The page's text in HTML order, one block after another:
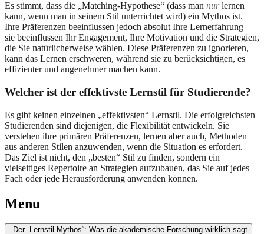
Es stimmt, dass die „Matching-Hypothese“ (dass man nurlernen
kann, wenn man in seinem Stil unterrichtet wird) ein Mythos ist.
Ihre Präferenzen beeinflussen jedoch absolut Ihre Lernerfahrung –
sie beeinflussen Ihr Engagement, Ihre Motivation und die Strategien,
die Sie natürlicherweise wählen. Diese Präferenzen zu ignorieren,
kann das Lernen erschweren, während sie zu berücksichtigen, es
effizienter und angenehmer machen kann.
Welcher ist der effektivste Lernstil für Studierende?
Es gibt keinen einzelnen „effektivsten“ Lernstil. Die erfolgreichsten
Studierenden sind diejenigen, die Flexibilität entwickeln. Sie
verstehen ihre primären Präferenzen, lernen aber auch, Methoden
aus anderen Stilen anzuwenden, wenn die Situation es erfordert.
Das Ziel ist nicht, den „besten“ Stil zu finden, sondern ein
vielseitiges Repertoire an Strategien aufzubauen, das Sie auf jedes
Fach oder jede Herausforderung anwenden können.
Menu
Der „Lernstil-Mythos“: Was die akademische Forschung wirklich sagt